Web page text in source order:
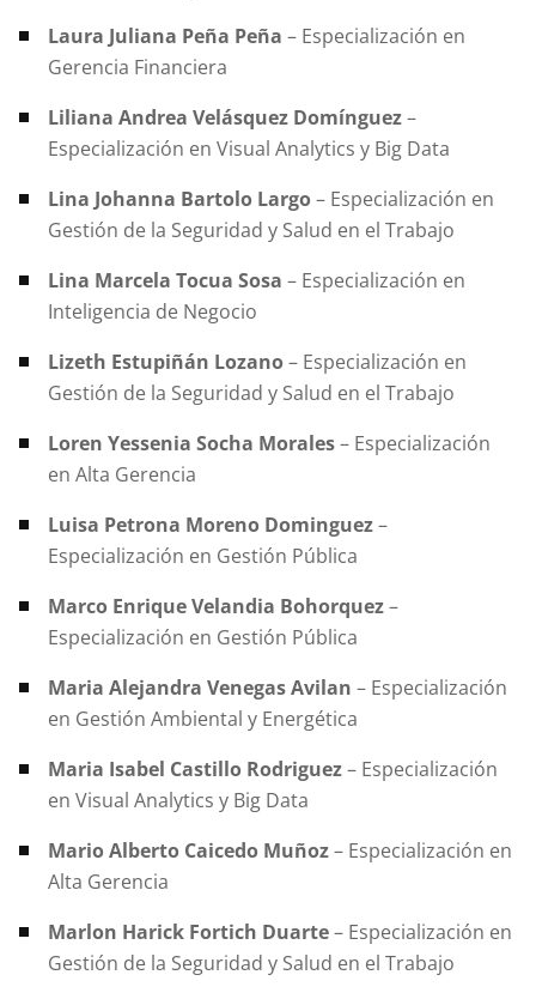
Laura Juliana Peña Peña – Especialización en
Gerencia Financiera
Liliana Andrea Velásquez Domínguez–
Especialización en Visual Analytics y Big Data
Lina Johanna Bartolo Largo– Especialización en
Gestión de la Seguridad y Salud en el Trabajo
Lina Marcela Tocua Sosa – Especialización en
Inteligencia de Negocio
Lizeth Estupiñán Lozano– Especialización en
Gestión de la Seguridad y Salud en el Trabajo
Loren Yessenia Socha Morales– Especialización
en Alta Gerencia
Luisa Petrona Moreno Dominguez–
Especialización en Gestión Pública
Marco Enrique Velandia Bohorquez–
Especialización en Gestión Pública
Maria Alejandra Venegas Avilan – Especialización
en Gestión Ambiental y Energética
Maria Isabel Castillo Rodriguez– Especialización
en Visual Analytics y Big Data
Mario Alberto Caicedo Muñoz– Especialización en
Alta Gerencia
Marlon Harick Fortich Duarte– Especialización en
Gestión de la Seguridad y Salud en el Trabajo